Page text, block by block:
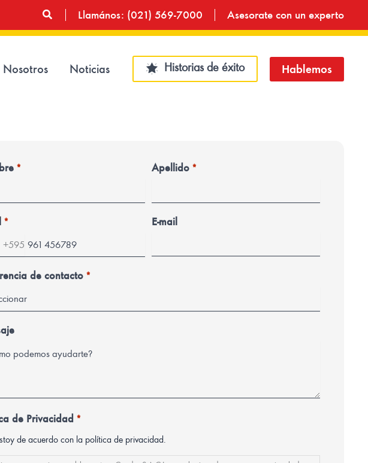
Buscar Llamános: (021) 569-7000 Asesorate con un experto
Nosotros Noticias Historias de éxito Hablemos
* Apellido *
*
+595
E-mail
de contacto *
de Privacidad *
de acuerdo con la política de privacidad.